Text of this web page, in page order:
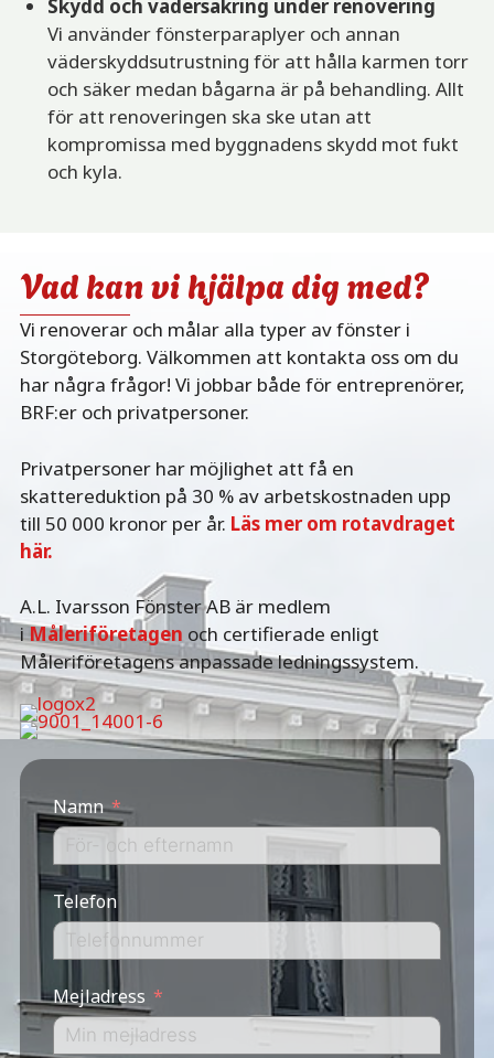
Skydd och vädersäkring under renovering
Vi använder fönsterparaplyer och annan
väderskyddsutrustning för att hålla karmen torr
och säker medan bågarna är på behandling. Allt
för att renoveringen ska ske utan att
kompromissa med byggnadens skydd mot fukt
och kyla.
Namn
Telefon
Mejladress
Vad kan vi hjälpa dig med?
Vi renoverar och målar alla typer av fönster i
Storgöteborg. Välkommen att kontakta oss om du
har några frågor! Vi jobbar både för entreprenörer,
BRF:er och privatpersoner.
Privatpersoner har möjlighet att få en
skattereduktion på 30 % av arbetskostnaden upp
till 50 000 kronor per år. Läs mer om rotavdraget
här.
A.L. Ivarsson Fönster AB är medlem
iMåleriföretagen och certifierade enligt
Måleriföretagens anpassade ledningssystem.